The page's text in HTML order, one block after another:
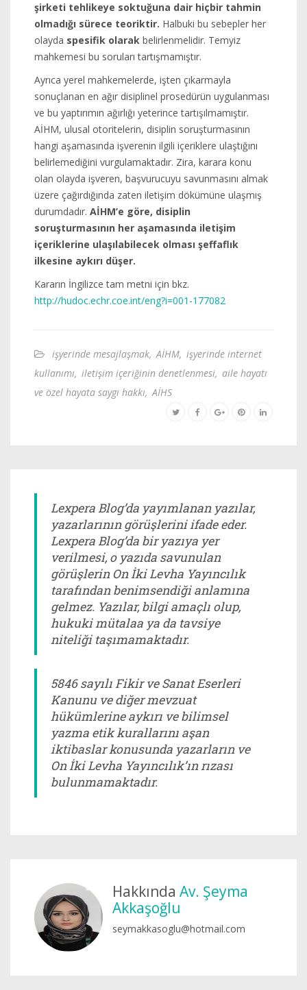
şirketi tehlikeye soktuğuna dair hiçbir tahmin
olmadığı sürece teoriktir. Halbuki bu sebepler her
olayda spesifik olarak belirlenmelidir. Temyiz
mahkemesi bu soruları tartışmamıştır.
Ayrıca yerel mahkemelerde, işten çıkarmayla
sonuçlanan en ağır disiplinel prosedürün uygulanması
ve bu yaptırımın ağırlığı yeterince tartışılmamıştır.
AİHM, ulusal otoritelerin, disiplin soruşturmasının
hangi aşamasında işverenin ilgili içeriklere ulaştığını
belirlemediğini vurgulamaktadır. Zira, karara konu
olan olayda işveren, başvurucuyu savunmasını almak
üzere çağırdığında zaten iletişim dökümüne ulaşmış
durumdadır. AİHM’e göre, disiplin
soruşturmasının her aşamasında iletişim
içeriklerine ulaşılabilecek olması şeffaflık
ilkesine aykırı düşer.
Kararın İngilizce tam metni için bkz.
http://hudoc.echr.coe.int/eng?i=001-177082
işyerinde mesajlaşmak, AİHM, işyerinde internet
kullanımı, iletişim içeriğinin denetlenmesi, aile hayatı
ve özel hayata saygı hakkı, AİHS
Lexpera Blog’da yayımlanan yazılar,
yazarlarının görüşlerini ifade eder.
Lexpera Blog’da bir yazıya yer
verilmesi, o yazıda savunulan
görüşlerin On İki Levha Yayıncılık
tarafından benimsendiği anlamına
gelmez. Yazılar, bilgi amaçlı olup,
hukuki mütalaa ya da tavsiye
niteliği taşımamaktadır.
5846 sayılı Fikir ve Sanat Eserleri
Kanunu ve diğer mevzuat
hükümlerine aykırı ve bilimsel
yazma etik kurallarını aşan
iktibaslar konusunda yazarların ve
On İki Levha Yayıncılık’ın rızası
bulunmamaktadır.
Hakkında Av. Şeyma
Akkaşoğlu
seymakkasoglu@hotmail.com